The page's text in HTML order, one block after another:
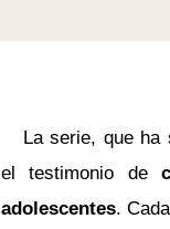
La serie, que ha
el testimonio de
adolescentes.